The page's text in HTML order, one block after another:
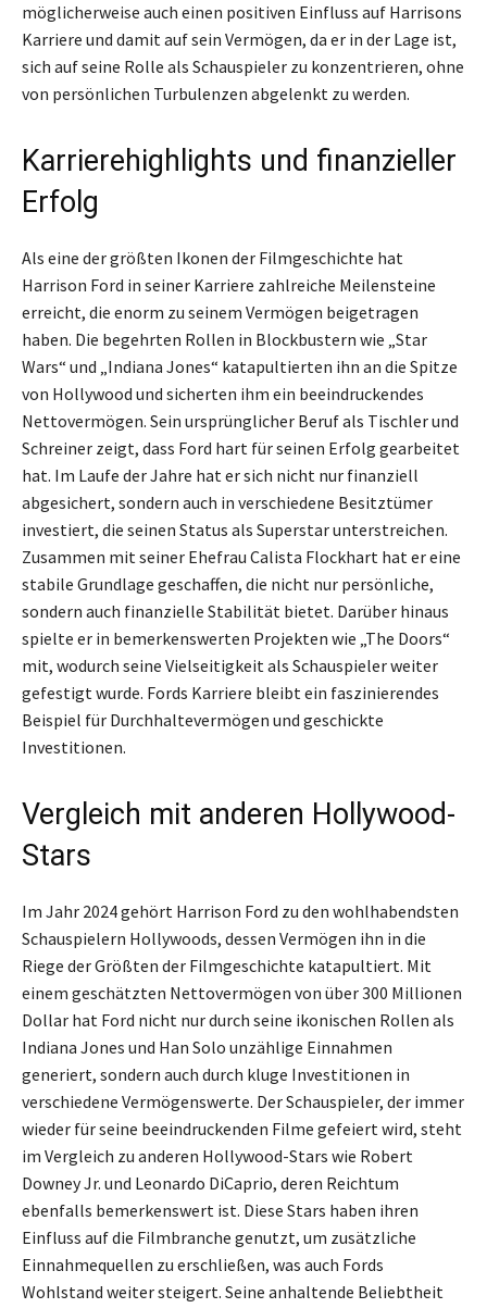
möglicherweise auch einen positiven Einfluss auf Harrisons
Karriere und damit auf sein Vermögen, da er in der Lage ist,
sich auf seine Rolle als Schauspieler zu konzentrieren, ohne
von persönlichen Turbulenzen abgelenkt zu werden.
Karrierehighlights und finanzieller
Erfolg
Als eine der größten Ikonen der Filmgeschichte hat
Harrison Ford in seiner Karriere zahlreiche Meilensteine
erreicht, die enorm zu seinem Vermögen beigetragen
haben. Die begehrten Rollen in Blockbustern wie „Star
Wars“ und „Indiana Jones“ katapultierten ihn an die Spitze
von Hollywood und sicherten ihm ein beeindruckendes
Nettovermögen. Sein ursprünglicher Beruf als Tischler und
Schreiner zeigt, dass Ford hart für seinen Erfolg gearbeitet
hat. Im Laufe der Jahre hat er sich nicht nur finanziell
abgesichert, sondern auch in verschiedene Besitztümer
investiert, die seinen Status als Superstar unterstreichen.
Zusammen mit seiner Ehefrau Calista Flockhart hat er eine
stabile Grundlage geschaffen, die nicht nur persönliche,
sondern auch finanzielle Stabilität bietet. Darüber hinaus
spielte er in bemerkenswerten Projekten wie „The Doors“
mit, wodurch seine Vielseitigkeit als Schauspieler weiter
gefestigt wurde. Fords Karriere bleibt ein faszinierendes
Beispiel für Durchhaltevermögen und geschickte
Investitionen.
Vergleich mit anderen Hollywood-
Stars
Im Jahr 2024 gehört Harrison Ford zu den wohlhabendsten
Schauspielern Hollywoods, dessen Vermögen ihn in die
Riege der Größten der Filmgeschichte katapultiert. Mit
einem geschätzten Nettovermögen von über 300 Millionen
Dollar hat Ford nicht nur durch seine ikonischen Rollen als
Indiana Jones und Han Solo unzählige Einnahmen
generiert, sondern auch durch kluge Investitionen in
verschiedene Vermögenswerte. Der Schauspieler, der immer
wieder für seine beeindruckenden Filme gefeiert wird, steht
im Vergleich zu anderen Hollywood-Stars wie Robert
Downey Jr. und Leonardo DiCaprio, deren Reichtum
ebenfalls bemerkenswert ist. Diese Stars haben ihren
Einfluss auf die Filmbranche genutzt, um zusätzliche
Einnahmequellen zu erschließen, was auch Fords
Wohlstand weiter steigert. Seine anhaltende Beliebtheit